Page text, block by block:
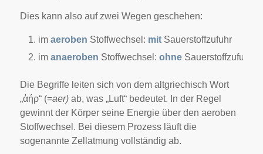
Dies kann also auf zwei Wegen geschehen:
im aeroben Stoffwechsel: mitSauerstoffzufuhr
im anaeroben Stoffwechsel: ohneSauerstoffzufuhr
Die Begriffe leiten sich von dem altgriechisch Wort
„ἀήρ“ (=aer) ab, was „Luft“ bedeutet. In der Regel
gewinnt der Körper seine Energie über den aeroben
Stoffwechsel. Bei diesem Prozess läuft die
sogenannte Zellatmung vollständig ab.